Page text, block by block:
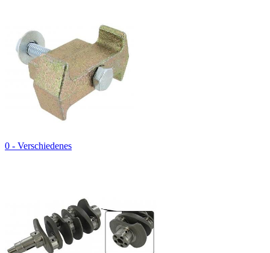
0 - Verschiedenes